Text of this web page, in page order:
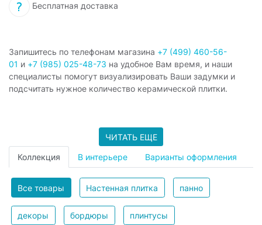
Бесплатная доставка
Запишитесь по телефонам магазина +7 (499) 460-56-
01 и +7 (985) 025-48-73 на удобное Вам время, и наши
специалисты помогут визуализировать Ваши задумки и
подсчитать нужное количество керамической плитки.
ЧИТАТЬ ЕЩЕ
Коллекция В интерьере Варианты оформления
Все товары Настенная плитка панно
декоры бордюры плинтусы